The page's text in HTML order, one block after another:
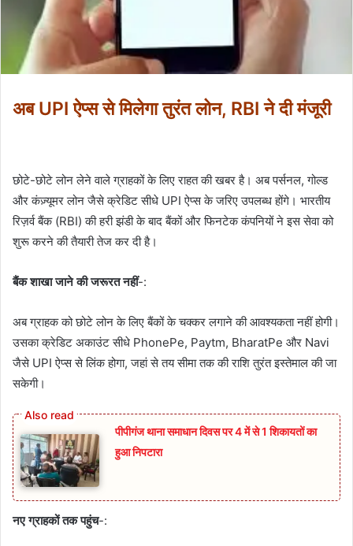
अब UPI ऐप्स से मिलेगा तुरंत लोन, RBI ने दी मंजूरी
छोटे-छोटे लोन लेने वाले ग्राहकों के लिए राहत की खबर है। अब पर्सनल, गोल्ड
और कंज़्यूमर लोन जैसे क्रेडिट सीधे UPI ऐप्स के जरिए उपलब्ध होंगे। भारतीय
रिज़र्व बैंक (RBI) की हरी झंडी के बाद बैंकों और फिनटेक कंपनियों ने इस सेवा को
शुरू करने की तैयारी तेज कर दी है।
बैंक शाखा जाने की जरूरत नहीं-:
अब ग्राहक को छोटे लोन के लिए बैंकों के चक्कर लगाने की आवश्यकता नहीं होगी।
उसका क्रेडिट अकाउंट सीधे PhonePe, Paytm, BharatPe और Navi
जैसे UPI ऐप्स से लिंक होगा, जहां से तय सीमा तक की राशि तुरंत इस्तेमाल की जा
सकेगी।
पीपीगंज थाना समाधान दिवस पर 4 में से 1 शिकायतों का
हुआ निपटारा
नए ग्राहकों तक पहुंच-: